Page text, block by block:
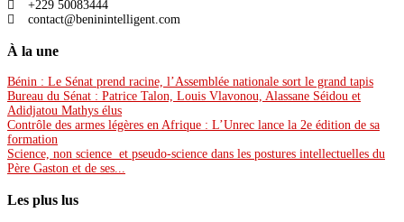
+229 50083444
contact@beninintelligent.com
À la une
Bénin : Le Sénat prend racine, l’Assemblée nationale sort le grand tapis
Bureau du Sénat : Patrice Talon, Louis Vlavonou, Alassane Séidou et
Adidjatou Mathys élus
Contrôle des armes légères en Afrique : L’Unrec lance la 2e édition de sa
formation
Science, non science et pseudo-science dans les postures intellectuelles du
Père Gaston et de ses...
Les plus lus